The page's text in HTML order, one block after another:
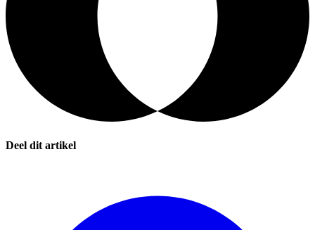
Deel dit artikel